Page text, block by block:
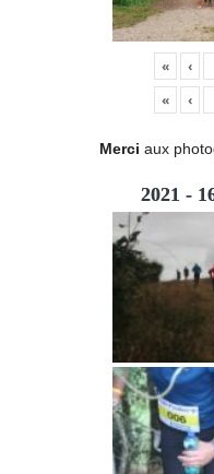
« ‹
«
‹
Merci aux
2021 -